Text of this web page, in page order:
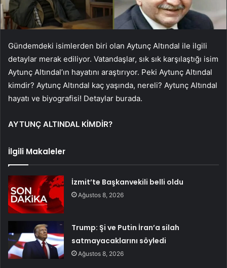
Gündemdeki isimlerden biri olan Aytunç Altındal ile ilgili
detaylar merak ediliyor. Vatandaşlar, sık sık karşılaştığı isim
Aytunç Altındal’ın hayatını araştırıyor. Peki Aytunç Altındal
kimdir? Aytunç Altındal kaç yaşında, nereli? Aytunç Altındal
hayatı ve biyografisi! Detaylar burada.
AYTUNÇ ALTINDAL KİMDİR?
İlgili Makaleler
İzmit’te Başkanvekili belli oldu
Ağustos 8, 2026
Trump: Şi ve Putin İran’a silah
satmayacaklarını söyledi
Ağustos 8, 2026